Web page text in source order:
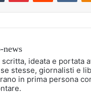
news
scritta, ideata e portata
stesse, giornalisti e
in prima persona